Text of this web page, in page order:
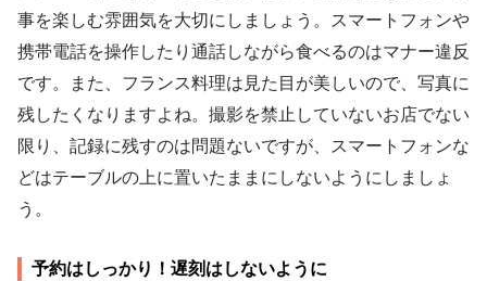
事を楽しむ雰囲気を大切にしましょう。スマートフォンや
携帯電話を操作したり通話しながら食べるのはマナー違反
です。また、フランス料理は見た目が美しいので、写真に
残したくなりますよね。撮影を禁止していないお店でない
限り、記録に残すのは問題ないですが、スマートフォンな
どはテーブルの上に置いたままにしないようにしましょ
う。
予約はしっかり！遅刻はしないように